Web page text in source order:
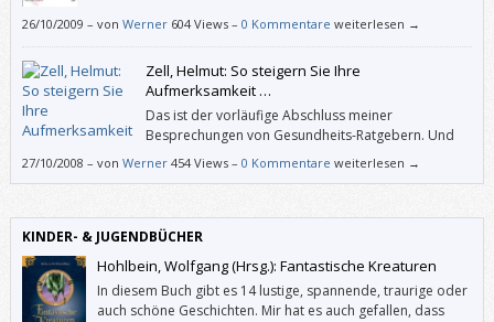
26/10/2009 – von Werner 604 Views – 0 Kommentare weiterlesen →
Zell, Helmut: So steigern Sie Ihre
Aufmerksamkeit …
Das ist der vorläufige Abschluss meiner
Besprechungen von Gesundheits-Ratgebern. Und
während man in den meisten anderen Ratgebern
ausprobiert oder auch nicht, weiht Helmut Zell ausführlich und
verständlich in die „Theorie der Aufmerksamkeit“ ein.
27/10/2008 – von Werner 454 Views – 0 Kommentare weiterlesen →
KINDER- & JUGENDBÜCHER
Hohlbein, Wolfgang (Hrsg.): Fantastische Kreaturen
In diesem Buch gibt es 14 lustige, spannende, traurige oder
auch schöne Geschichten. Mir hat es auch gefallen, dass